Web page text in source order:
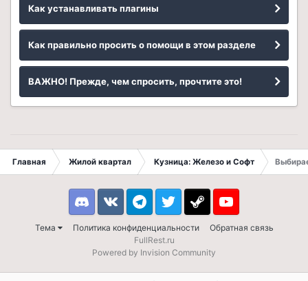
Как устанавливать плагины
Как правильно просить о помощи в этом разделе
ВАЖНО! Прежде, чем спросить, прочтите это!
Главная Жилой квартал Кузница: Железо и Софт
Тема Политика конфиденциальности Обратная связь
DiscordVK TelegramTwitter Steam Youtube
FullRest.ru
Powered by Invision Community